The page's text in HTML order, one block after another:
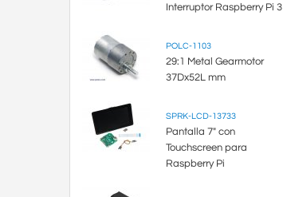
Interruptor Raspberry Pi 3
POLC-1103
29:1 Metal Gearmotor
37Dx52L mm
SPRK-LCD-13733
Pantalla 7" con
Touchscreen para
Raspberry Pi